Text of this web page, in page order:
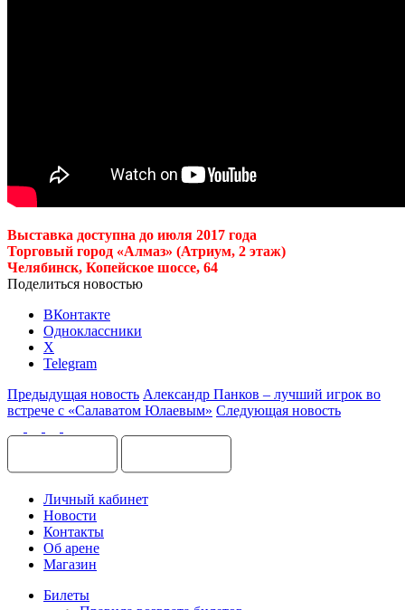
Выставка доступна до июля 2017 года
Торговый город «Алмаз» (Атриум, 2 этаж)
Челябинск, Копейское шоссе, 64
Поделиться новостью
ВКонтакте
Одноклассники
X
Telegram
Предыдущая новость Александр Панков – лучший игрок во
встрече с «Салаватом Юлаевым» Следующая новость
Личный кабинет
Новости
Контакты
Об арене
Магазин
Билеты